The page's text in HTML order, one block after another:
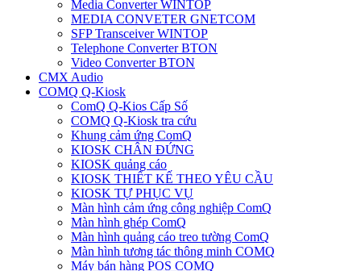
Media Converter WINTOP
MEDIA CONVETER GNETCOM
SFP Transceiver WINTOP
Telephone Converter BTON
Video Converter BTON
CMX Audio
COMQ Q-Kiosk
ComQ Q-Kios Cấp Số
COMQ Q-Kiosk tra cứu
Khung cảm ứng ComQ
KIOSK CHÂN ĐỨNG
KIOSK quảng cáo
KIOSK THIẾT KẾ THEO YÊU CẦU
KIOSK TỰ PHỤC VỤ
Màn hình cảm ứng công nghiệp ComQ
Màn hình ghép ComQ
Màn hình quảng cáo treo tường ComQ
Màn hình tương tác thông minh COMQ
Máy bán hàng POS COMQ